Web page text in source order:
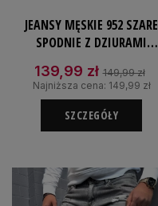
JEANSY MĘSKIE 952 SZARE
SPODNIE Z DZIURAMI
ROZCIĄGLIWE
139,99 zł 149,99 zł
Najniższa cena: 149,99 zł
SZCZEGÓŁY